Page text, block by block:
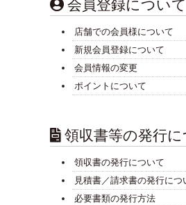
会員登録について
店舗での会員様について
新規会員登録について
会員情報の変更
ポイントについて
領収書等の発行に
領収書の発行について
見積書／請求書の発行につ
必要書類の発行方法